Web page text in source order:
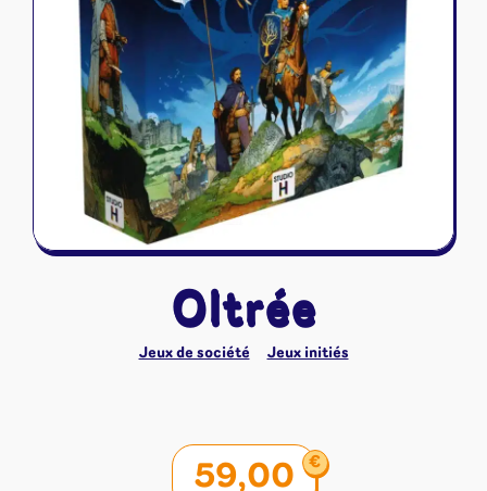
Naruto Mythos
Autres
Tapis de jeu
Oltrée
Jeux de société Jeux initiés
59,00 €